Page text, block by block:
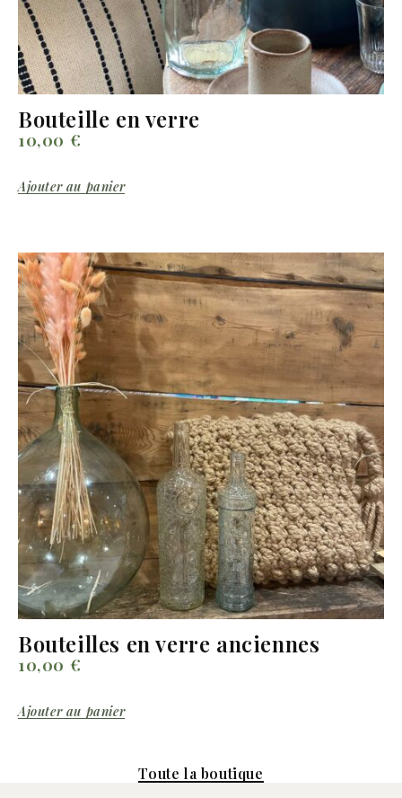
Bouteille en verre
10,00 €
Ajouter au panier
Bouteilles en verre anciennes
10,00 €
Ajouter au panier
Toute la boutique